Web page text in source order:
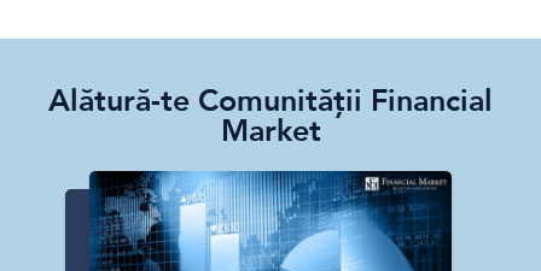
Alătură-te Comunității Financial
Market